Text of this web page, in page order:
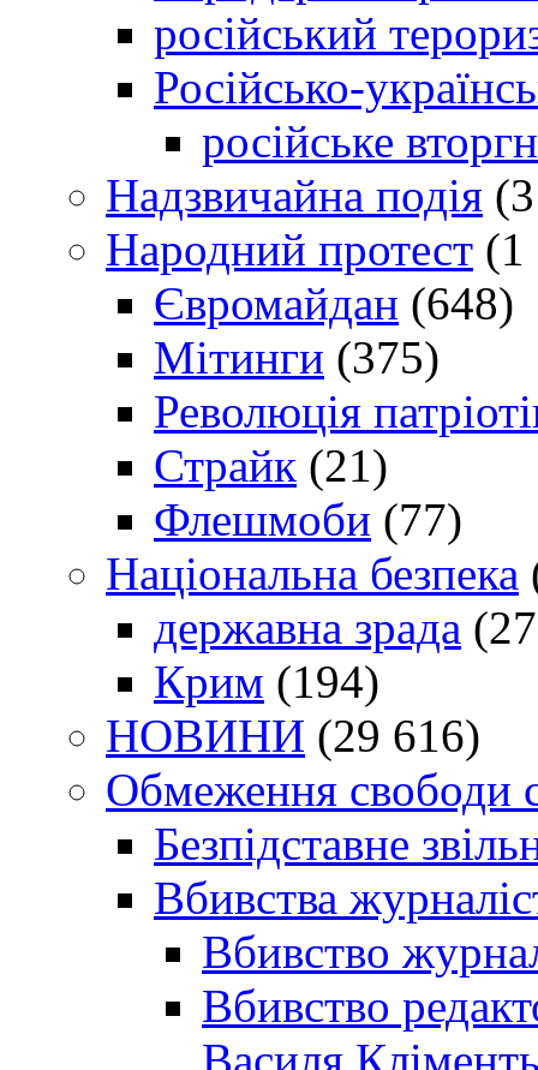
російський
Російсько-
російське
Надзвичайна подія
Народний протест (1
Євромайдан (648)
Мітинги (375)
Революція
Страйк (21)
Флешмоби (77)
Національна безпека
державна зрада
Крим (194)
НОВИНИ (29 616)
Обмеження свободи
Безпідставне
Вбивства
Вбивство
Вбивство
Василя